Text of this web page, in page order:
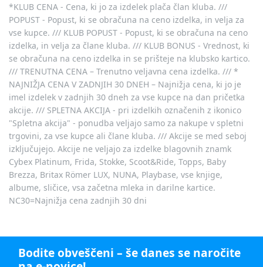
*KLUB CENA - Cena, ki jo za izdelek plača član kluba. ///
POPUST - Popust, ki se obračuna na ceno izdelka, in velja za
vse kupce. /// KLUB POPUST - Popust, ki se obračuna na ceno
izdelka, in velja za člane kluba. /// KLUB BONUS - Vrednost, ki
se obračuna na ceno izdelka in se prišteje na klubsko kartico.
/// TRENUTNA CENA – Trenutno veljavna cena izdelka. /// *
NAJNIŽJA CENA V ZADNJIH 30 DNEH – Najnižja cena, ki jo je
imel izdelek v zadnjih 30 dneh za vse kupce na dan pričetka
akcije. /// SPLETNA AKCIJA - pri izdelkih označenih z ikonico
"Spletna akcija" - ponudba veljajo samo za nakupe v spletni
trgovini, za vse kupce ali člane kluba. /// Akcije se med seboj
izključujejo. Akcije ne veljajo za izdelke blagovnih znamk
Cybex Platinum, Frida, Stokke, Scoot&Ride, Topps, Baby
Brezza, Britax Römer LUX, NUNA, Playbase, vse knjige,
albume, sličice, vsa začetna mleka in darilne kartice.
NC30=Najnižja cena zadnjih 30 dni
Bodite obveščeni – še danes se naročite